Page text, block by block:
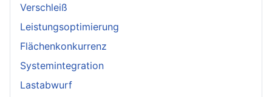
Verschleiß
Leistungsoptimierung
Flächenkonkurrenz
Systemintegration
Lastabwurf